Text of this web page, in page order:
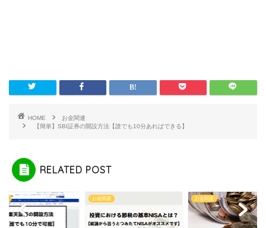
HOME
お金関連
【簡単】SBI証券の開設方法【誰でも10分あればできる】
RELATED POST
お金関連 お金関連